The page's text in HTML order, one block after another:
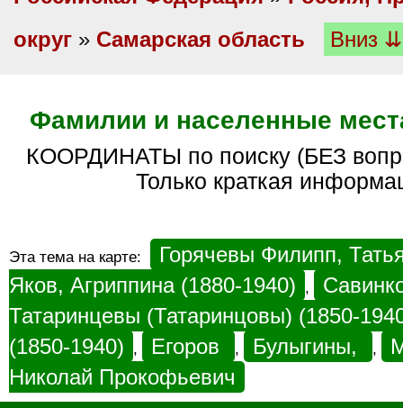
округ » Самарская область Вниз ⇊
Фамилии и населенные
КООРДИНАТЫ по поиску (БЕЗ вопросов/ответов).
Только краткая
Эта тема на карте:
Горячевы Филипп,
Яков, Агриппина (1880-1940) ,
Татаринцевы (Татаринцовы) (1850-
(1850-1940) , Егоров , Булыгины, ,
Николай Прокофьевич